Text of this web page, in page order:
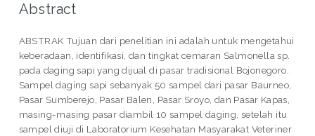
Abstract
ABSTRAK Tujuan dari penelitian ini adalah untuk mengetahui
keberadaan, identifikasi, dan tingkat cemaran Salmonella sp.
pada daging sapi yang dijual di pasar tradisional Bojonegoro.
Sampel daging sapi sebanyak 50 sampel dari pasar Baurneo,
Pasar Sumberejo, Pasar Balen, Pasar Sroyo, dan Pasar Kapas,
masing-masing pasar diambil 10 sampel daging, setelah itu
sampel diuji di Laboratorium Kesehatan Masyarakat Veteriner